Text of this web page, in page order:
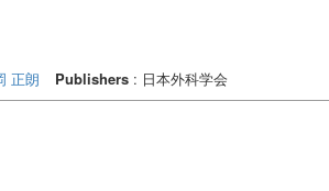
正朗 Publishers : 日本外科学会